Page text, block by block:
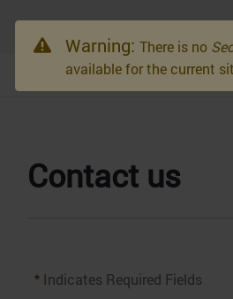
Warning: There is no
available for the current
Contact us
Indicates Required Fields